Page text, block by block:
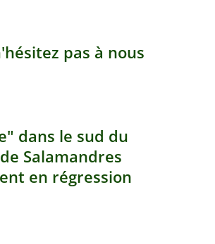
pas à nous
dans le sud du
Salamandres
en régression